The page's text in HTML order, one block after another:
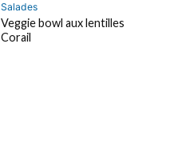
Salades
Veggie bowl aux lentilles
Corail